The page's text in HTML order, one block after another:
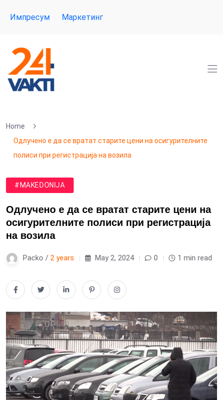
Импресум Маркетинг
Home
Одлучено е да се вратат старите цени на осигурителните
полиси при регистрација на возила
#MAKEDONIJA
Одлучено е да се вратат старите цени на
осигурителните полиси при регистрација
на возила
Packo / 2 years May 2, 2024 0 1 min read